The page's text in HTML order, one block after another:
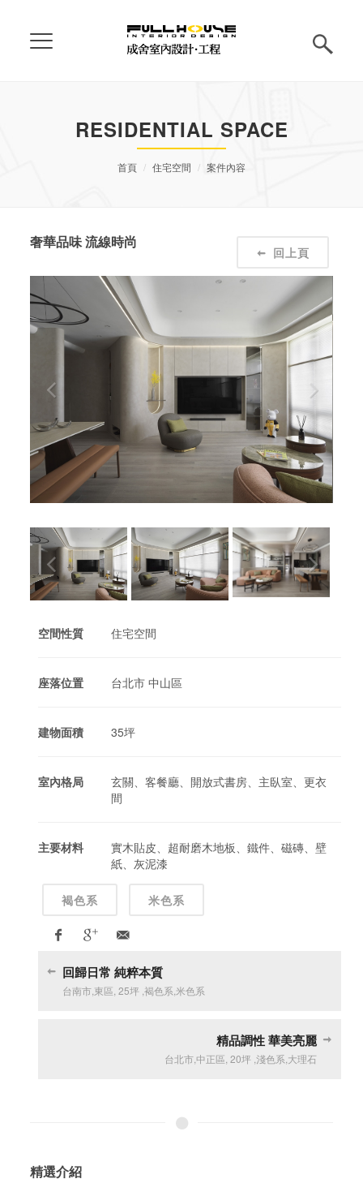
RESIDENTIAL SPACE
首頁 住宅空間 案件內容
奢華品味 流線時尚
回上頁
空間性質 住宅空間
座落位置 台北市 中山區
建物面積 35坪
室內格局
玄關、客餐廳、開放式書房、主臥室、更衣
間
主要材料
實木貼皮、超耐磨木地板、鐵件、磁磚、壁
紙、灰泥漆
褐色系 米色系
回歸日常 純粹本質
台南市 東區 ,25坪 ,褐色系 米色系
精品調性 華美亮麗
台北市,中正區 20坪, 淺色系 大理石
精選介紹